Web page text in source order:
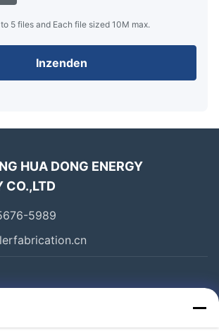
5 files and Each file sized 10M max.
Inzenden
HUA DONG ENERGY
CO.,LTD
5989